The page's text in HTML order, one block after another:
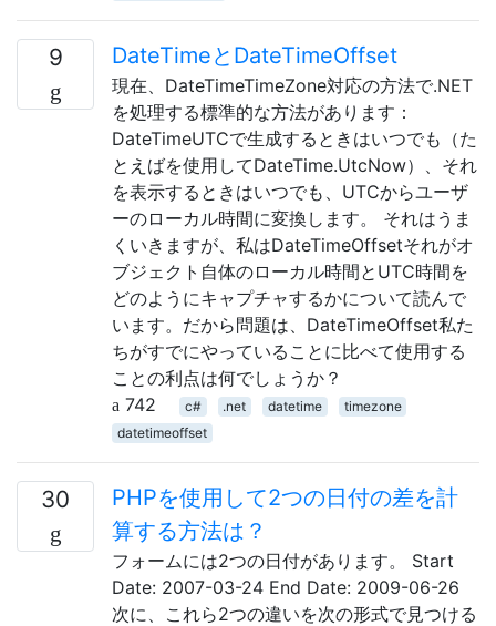
9 DateTimeとDateTimeOffset
現在、DateTimeTimeZone対応の方法で.NET
を処理する標準的な方法があります：
DateTimeUTCで生成するときはいつでも（た
とえばを使用してDateTime.UtcNow）、それ
を表示するときはいつでも、UTCからユーザ
ーのローカル時間に変換します。 それはうま
くいきますが、私はDateTimeOffsetそれがオ
ブジェクト自体のローカル時間とUTC時間を
どのようにキャプチャするかについて読んで
います。だから問題は、DateTimeOffset私た
ちがすでにやっていることに比べて使用する
ことの利点は何でしょうか？
742
c# .net datetime
timezone
datetimeoffset
30
PHPを使用して2つの日付の差を計
算する方法は？
フォームには2つの日付があります。 Start
Date: 2007-03-24 End Date: 2009-06-26
次に、これら2つの違いを次の形式で見つける